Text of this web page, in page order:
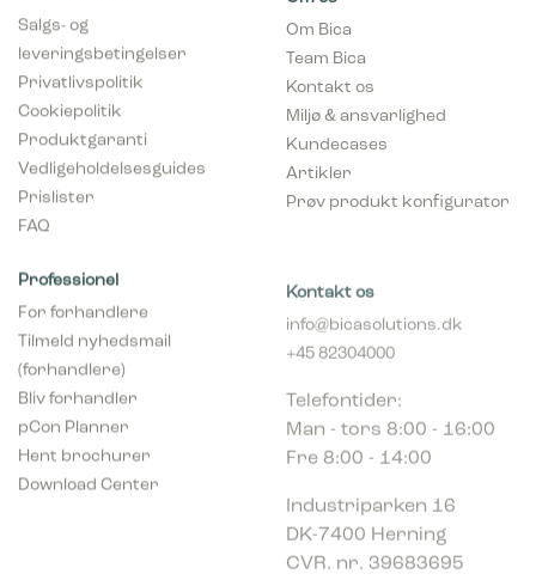
Salgs- og
leveringsbetingelser
Privatlivspolitik
Cookiepolitik
Produktgaranti
Vedligeholdelsesguides
Prislister
FAQ
Om Bica
Team Bica
Kontakt os
Miljø & ansvarlighed
Kundecases
Artikler
Prøv produkt konfigurator
(forhandlere)
Hent brochurer
info@bicasolutions.dk
+45 82304000
Man - tors 8:00 - 16:00
Fre 8:00 - 14:00
DK-7400 Herning
CVR. nr. 39683695